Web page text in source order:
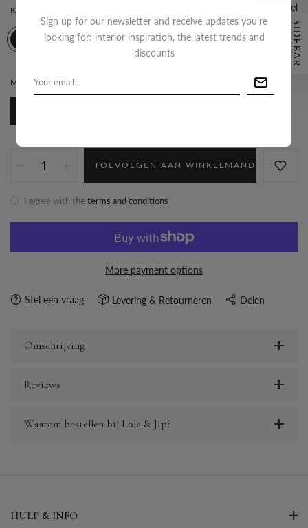
KLEUR:
MATERIAAL SIERAAD:
Maattabel
TOEVOEGEN AAN WINKELMAND
I agree with the terms and conditions
More payment options
Stel een vraag Levering & Retourneren Delen
SIDEBAR
Omschrijving
Reviews
Waarom bestellen bij Lola & Jip?
HULP & INFO
Sign up for our newsletter and receive updates you’re
looking for: interior inspiration, the latest trends and
discounts